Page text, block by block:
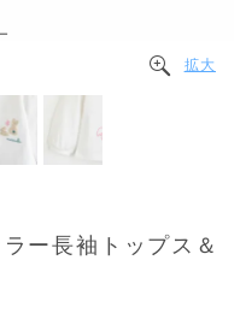
拡大
ー長袖トップス＆